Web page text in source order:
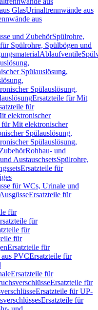
GlasUrinaltrennwände aus
aus
und ZubehörSpülrohre,
Spülrohre, Spülbögen und
Ablaufventile
Spülauslösung,
Spülauslösung,
Ersatzteile für Mit
für
elektronischer
für Mit elektronischer
Spülauslösung,
Spülauslösung,
Rohbau- und
AustauschsetsSpülrohre,
Ersatzteile für
für WCs, Urinale und
Ersatzteile für
für
für
für
für
Ersatzteile für
PVCErsatzteile für
Ersatzteile für
Ersatzteile für
Ersatzteile für UP-
Ersatzteile für